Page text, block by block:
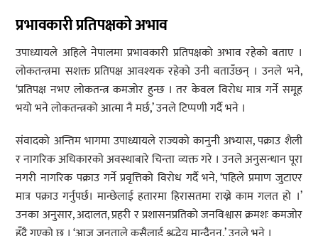
प्रभावकारी प्रतिपक्षको अभाव
उपाध्यायले अहिले नेपालमा प्रभावकारी प्रतिपक्षको अभाव रहेको बताए ।
लोकतन्त्रमा सशक्त प्रतिपक्ष आवश्यक रहेको उनी बताउँछन् । उनले भने,
‘प्रतिपक्ष नभए लोकतन्त्र कमजोर हुन्छ । तर केवल विरोध मात्र गर्ने समूह
भयो भने लोकतन्त्रको आत्मा नै मर्छ,’ उनले टिप्पणी गर्दै भने ।
संवादको अन्तिम भागमा उपाध्यायले राज्यको कानुनी अभ्यास, पक्राउ शैली
र नागरिक अधिकारको अवस्थाबारे चिन्ता व्यक्त गरे । उनले अनुसन्धान पूरा
नगरी नागरिक पक्राउ गर्ने प्रवृत्तिको विरोध गर्दै भने, ‘पहिले प्रमाण जुटाएर
मात्र पक्राउ गर्नुपर्छ। मान्छेलाई हतारमा हिरासतमा राख्ने काम गलत हो ।’
उनका अनुसार, अदालत, प्रहरी र प्रशासनप्रतिको जनविश्वास क्रमशः कमजोर